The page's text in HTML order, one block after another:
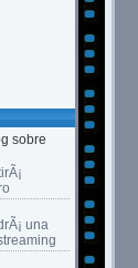
sobre
una